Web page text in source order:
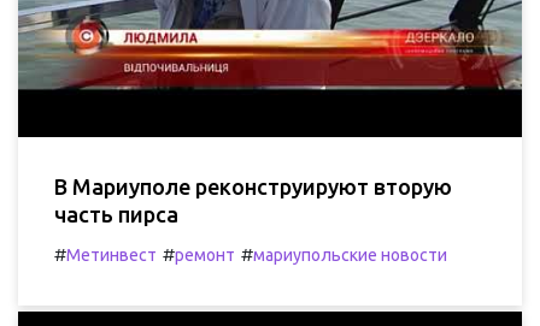
В Мариуполе реконструируют вторую
часть пирса
#Метинвест #ремонт #мариупольские новости